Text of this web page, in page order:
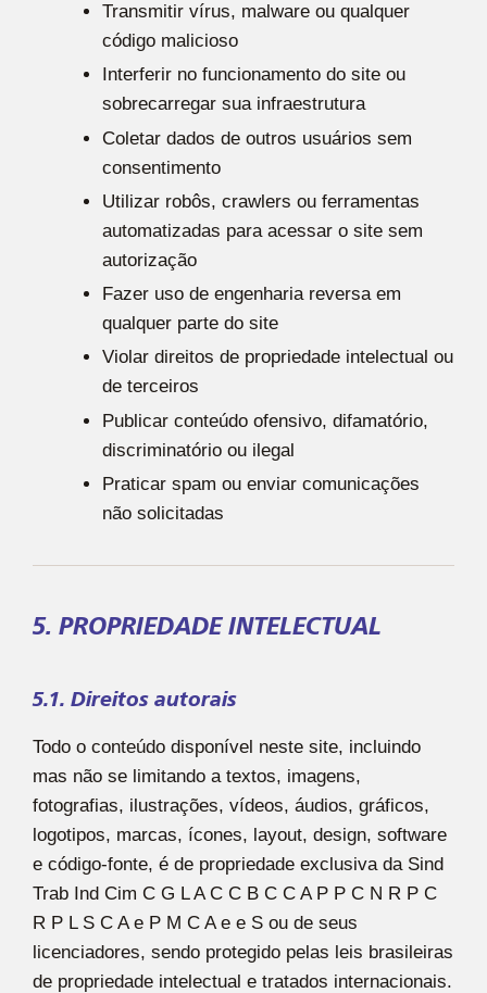
Transmitir vírus, malware ou qualquer
código malicioso
Interferir no funcionamento do site ou
sobrecarregar sua infraestrutura
Coletar dados de outros usuários sem
consentimento
Utilizar robôs, crawlers ou ferramentas
automatizadas para acessar o site sem
autorização
Fazer uso de engenharia reversa em
qualquer parte do site
Violar direitos de propriedade intelectual ou
de terceiros
Publicar conteúdo ofensivo, difamatório,
discriminatório ou ilegal
Praticar spam ou enviar comunicações
não solicitadas
5. PROPRIEDADE INTELECTUAL
5.1. Direitos autorais
Todo o conteúdo disponível neste site, incluindo
mas não se limitando a textos, imagens,
fotografias, ilustrações, vídeos, áudios, gráficos,
logotipos, marcas, ícones, layout, design, software
e código-fonte, é de propriedade exclusiva da Sind
Trab Ind Cim C G L A C C B C C A P P C N R P C
R P L S C A e P M C A e e S ou de seus
licenciadores, sendo protegido pelas leis brasileiras
de propriedade intelectual e tratados internacionais.